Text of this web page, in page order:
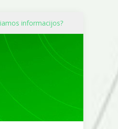
informacijos?